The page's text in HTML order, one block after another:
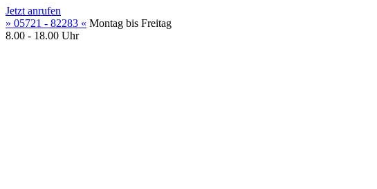
Jetzt anrufen
» 05721 - 82283 « Montag bis Freitag
8.00 - 18.00 Uhr